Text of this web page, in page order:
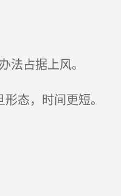
占据上风。
态，时间更短。